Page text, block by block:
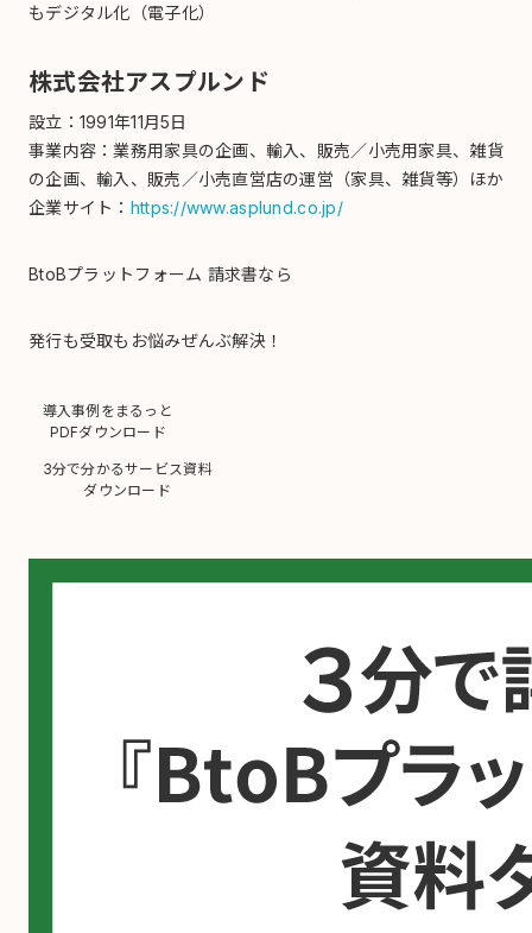
もデジタル化（電子化）
株式会社アスプルンド
設立：1991年11月5日
事業内容：業務用家具の企画、輸入、販売／小売用家具、雑貨
の企画、輸入、販売／小売直営店の運営（家具、雑貨等）ほか
企業サイト： https://www.asplund.co.jp/
BtoBプラットフォーム 請求書なら
発行も受取も お悩みぜんぶ解決！
導入事例をまるっと
PDFダウンロード
3分で分かるサービス資料
ダウンロード